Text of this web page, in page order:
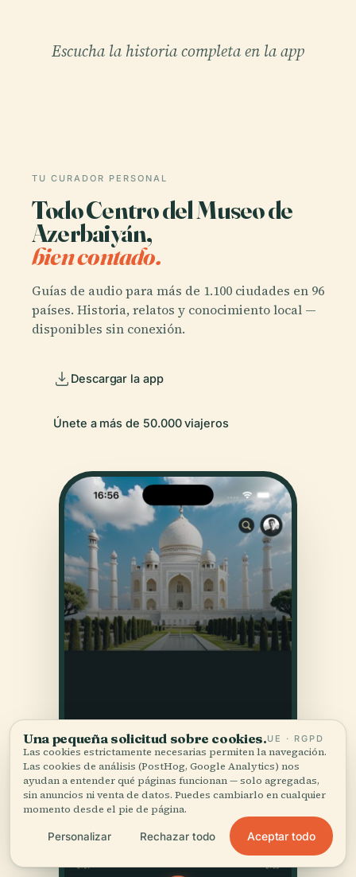
Escucha la historia completa en la app
TU CURADOR PERSONAL
Todo Centro del Museo de
Azerbaiyán,
bien contado.
Guías de audio para más de 1.100 ciudades en 96
países. Historia, relatos y conocimiento local —
disponibles sin conexión.
Descargar la app
Únete a más de 50.000 viajeros
Una pequeña solicitud sobre cookies.UE · RGPD
Las cookies estrictamente necesarias permiten la navegación.
Las cookies de análisis (PostHog, Google Analytics) nos
ayudan a entender qué páginas funcionan — solo agregadas,
sin anuncios ni venta de datos. Puedes cambiarlo en cualquier
momento desde el pie de página.
Personalizar Rechazar todo Aceptar todo